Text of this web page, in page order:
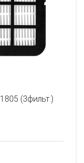
(3фильт.)